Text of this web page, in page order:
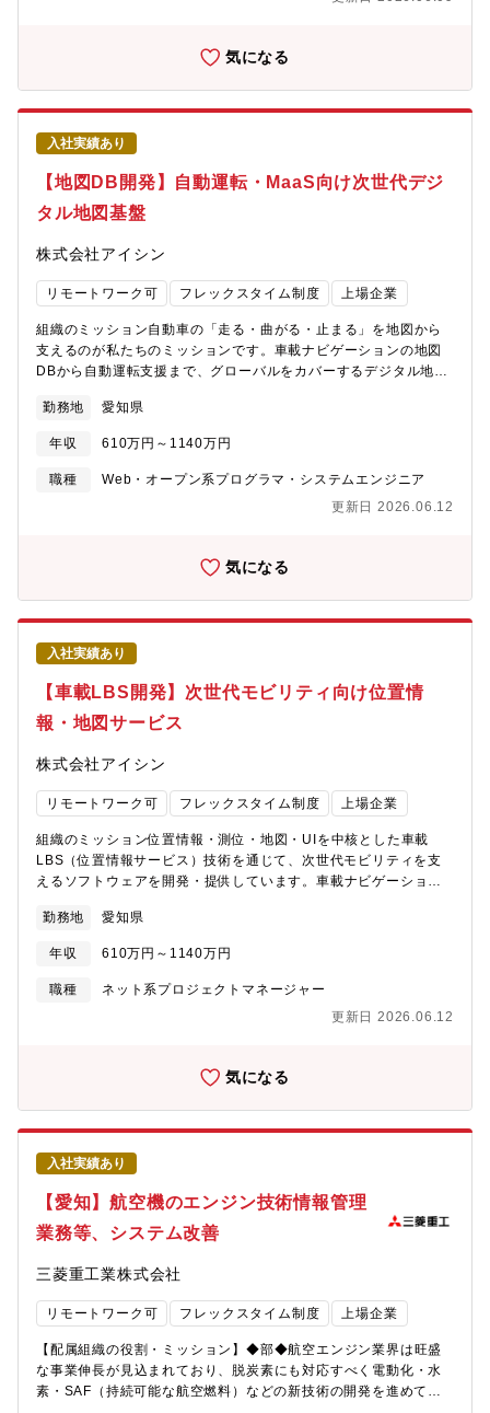
やりがい】“親しみ”を実現するAIを構築する他プロジェクトにない
御・音声対話と画像認識を組合わせたMutimodalityで相手と場の
理解・共感と記憶を用いた社会心理学的アプローチでヒトとAIの
関係構築・大規模言語モデルを応用したゲーミフィケーション
【職務内容】対話システムに関わる研究開発【具体的な業務内
容】・対話システム制御SW（C++）・音響認識/画像認
識/SLM/LLM（Python）・プロンプト/シナリオ開発・セキュリテ
ィ【語学】●業務での英語使用メール／時々ある資料・文書読解／
頻繁にある電話会議・商談／頻繁にある駐在／経験・志向に応じ
て要相談
気になる
入社実績あり
【地図DB開発】自動運転・MaaS向け次世代デジ
タル地図基盤
株式会社アイシン
リモートワーク可 フレックスタイム制度 上場企業
組織のミッション自動車の「走る・曲がる・止まる」を地図から
支えるのが私たちのミッションです。車載ナビゲーションの地図
DBから自動運転支援まで、グローバルをカバーするデジタル地図
どまらず、死亡事故ゼロ社会の実現に向けた地図基盤を、ものづ
くり企業のアイシンとして世界規模で担っています。募集背景
様々なサービスの土台となる地図データベースの開発を企画から
評価まで行っています。2030年に向けた大規模な構造変革の真っ
程の自働化など、これまでの地図開発の常識を塗り替える挑戦を
アを増員し、新たな技術・視点を組織に取り込み、次世代競争力
の確立を目指します。業務のやりがい次世代SD地図、自動運転地
図、MaaS向け地図、ISA向け地図等、多種多様なニーズに応え、
かつ高品質な地図データを提供可能な位置情報のバーチャルファ
クトリーを構築、運用しています。ソフトウェア開発以外にもク
ラウド、生成AI、地図データベースなど様々な知識/技術を習得で
きます。職務内容地図DBの開発分野において、単純なプログラマ
ーではなく、上流工程の設計、顧客調整、要件定義においても、
即戦力として担当していただくことを考えております。具体的な
け地図の企画、要件定義、設計、開発使用言語：C+、Python、
SQL開発環境：windows、Linux、AWS、M365Copilot、Github
Copilot、Claude code
勤務地 愛知県
年収 610万円～1140万円
職種
Web・オープン系プログラマ・システムエンジニア
更新日 2026.06.12
気になる
入社実績あり
【車載LBS開発】次世代モビリティ向け位置情
報・地図サービス
株式会社アイシン
リモートワーク可 フレックスタイム制度 上場企業
組織のミッション位置情報・測位・地図・UIを中核とした車載
LBS（位置情報サービス）技術を通じて、次世代モビリティを支
えるソフトウェアを開発・提供しています。車載ナビゲーション
載技術基盤を活かした新たな車載サービスの企画・開発を主導し
ています。募集背景自動運転・MaaS・SDVの進展により、車載
ソフトウェア、とりわけ位置情報・地図・UIを核とするLBS領域
はいま、大きな変革期を迎えています。これらの技術は、機能提
ます。私たちは、実車・量産を前提とした車載専用の精度・安全
スを創出しようとしています。まだ正解のないこの領域で、自分
の技術や発想を、走るクルマとして世に届けたい。そんな想いを
持つ仲間と、次世代モビリティの価値創造に挑みます。業務のや
りがい1つの技術に閉じず、幅広い視野でプロダクトを作り上げる
経験が得られます。アイシンが長年培ってきた車載品質保証の知
見と、OEM向け開発の実績を基盤に、新しいサービスをゼロから
立ち上げていくスタートアップ的なスピード感を味わえます。さ
らに、開発は日本国内にとどまりません米国・欧州・豪州へのグ
ローバル展開を見据えたプロジェクトに携わることで、世界市場
たのこれまでの経験を、次世代モビリティの最前線で活かしてく
ださい職務内容自動運転・MaaS・SDVなど次世代モビリティを
見据えた車載サービスの企画・開発・推進をご担当いただきます
なチームと連携し、グローバルOEM向けの新規車載サービスを中
心となって立ち上げ・推進していただきます具体的な業務内容開
発チームの一員として、既存の車載サービス基盤を土台に、新機
勤務地 愛知県
年収 610万円～1140万円
職種
ネット系プロジェクトマネージャー
更新日 2026.06.12
気になる
入社実績あり
【愛知】航空機のエンジン技術情報管理
業務等、システム改善
三菱重工業株式会社
リモートワーク可 フレックスタイム制度 上場企業
【配属組織の役割・ミッション】◆部◆航空エンジン業界は旺盛
な事業伸長が見込まれており、脱炭素にも対応すべく電動化・水
素・SAF（持続可能な航空燃料）などの新技術の開発を進めてい